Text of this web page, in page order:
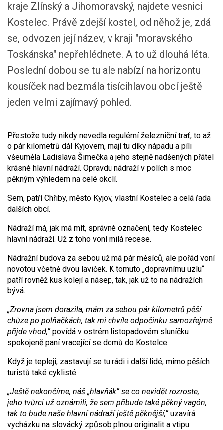
kraje Zlínský a Jihomoravský, najdete vesnici
Kostelec. Právě zdejší kostel, od něhož je, zdá
se, odvozen její název, v kraji "moravského
Toskánska" nepřehlédnete. A to už dlouhá léta.
Poslední dobou se tu ale nabízí na horizontu
kousíček nad bezmála tisícihlavou obcí ještě
jeden velmi zajímavý pohled.
Přestože tudy nikdy nevedla regulérní železniční trať, to až
o pár kilometrů dál Kyjovem, mají tu díky nápadu a píli
všeuměla Ladislava Šimečka a jeho stejně nadšených přátel
krásné hlavní nádraží. Opravdu nádraží v polích s moc
pěkným výhledem na celé okolí.
Sem, patří Chřiby, město Kyjov, vlastní Kostelec a celá řada
dalších obcí.
Nádraží má, jak má mít, správné označení, tedy Kostelec
hlavní nádraží. Už z toho voní milá recese.
Nádražní budova za sebou už má pár měsíců, ale pořád voní
novotou včetně dvou laviček. K tomuto „dopravnímu uzlu“
patří rovněž kus kolejí a násep, tak, jak už to na nádražích
bývá.
„Zrovna jsem dorazila, mám za sebou pár kilometrů pěší
chůze po polňačkách, tak mi chvíle odpočinku samozřejmě
přijde vhod,“povídá v ostrém listopadovém sluníčku
spokojeně paní vracející se domů do Kostelce.
Když je tepleji, zastavují se tu rádi i další lidé, mimo pěších
turistů také cyklisté.
„Ještě nekončíme, náš „hlavňák“ se co nevidět rozroste,
jeho tvůrci už oznámili, že sem přibude také pěkný vagón,
tak to bude naše hlavní nádraží ještě pěknější,“uzavírá
vycházku na slovácký způsob plnou originalit a vtipu